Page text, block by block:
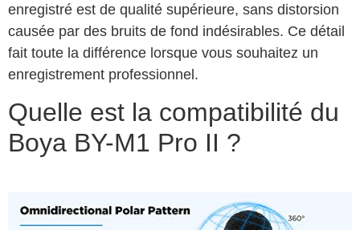
enregistré est de qualité supérieure, sans distorsion
causée par des bruits de fond indésirables. Ce détail
fait toute la différence lorsque vous souhaitez un
enregistrement professionnel.
Quelle est la compatibilité du
Boya BY-M1 Pro II ?